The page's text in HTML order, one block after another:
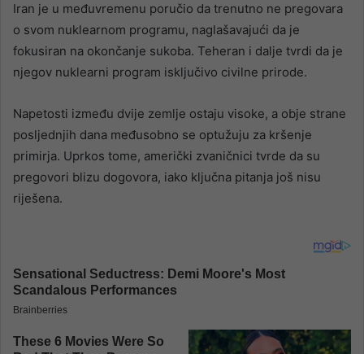
Iran je u međuvremenu poručio da trenutno ne pregovara
o svom nuklearnom programu, naglašavajući da je
fokusiran na okončanje sukoba. Teheran i dalje tvrdi da je
njegov nuklearni program isključivo civilne prirode.
Napetosti između dvije zemlje ostaju visoke, a obje strane
posljednjih dana međusobno se optužuju za kršenje
primirja. Uprkos tome, američki zvaničnici tvrde da su
pregovori blizu dogovora, iako ključna pitanja još nisu
riješena.